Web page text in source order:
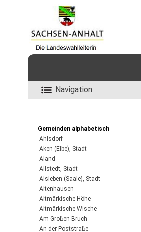
Navigation
Gemeinden alphabetisch
Ahlsdorf
Aken (Elbe), Stadt
Aland
Allstedt, Stadt
Alsleben (Saale), Stadt
Altenhausen
Altmärkische Höhe
Altmärkische Wische
Am Großen Bruch
An der Poststraße